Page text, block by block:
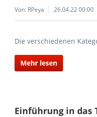
Von: RPeya 26.04.22 00:00
Die verschiedenen
Mehr lesen
Einführung in das